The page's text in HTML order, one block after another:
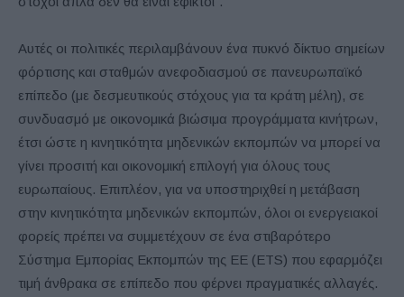
Αυτές οι πολιτικές περιλαμβάνουν ένα πυκνό δίκτυο σημείων
φόρτισης και σταθμών ανεφοδιασμού σε πανευρωπαϊκό
επίπεδο (με δεσμευτικούς στόχους για τα κράτη μέλη), σε
συνδυασμό με οικονομικά βιώσιμα προγράμματα κινήτρων,
έτσι ώστε η κινητικότητα μηδενικών εκπομπών να μπορεί να
γίνει προσιτή και οικονομική επιλογή για όλους τους
ευρωπαίους. Επιπλέον, για να υποστηριχθεί η μετάβαση
στην κινητικότητα μηδενικών εκπομπών, όλοι οι ενεργειακοί
φορείς πρέπει να συμμετέχουν σε ένα στιβαρότερο
Σύστημα Εμπορίας Εκπομπών της ΕΕ (ETS) που εφαρμόζει
τιμή άνθρακα σε επίπεδο που φέρνει πραγματικές αλλαγές.